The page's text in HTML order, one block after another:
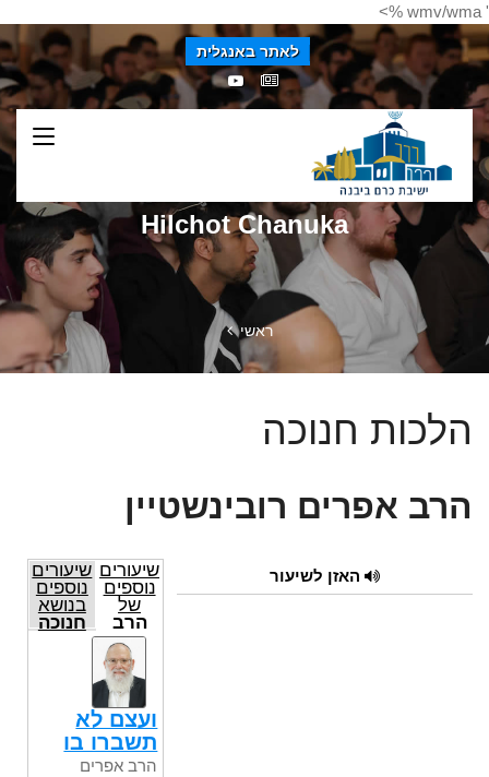
' wmv/wma %>
לאתר באנגלית
Hilchot Chanuka
ראשי
הלכות חנוכה
הרב אפרים רובינשטיין
האזן לשיעור
שיעורים
נוספים
של
הרב
אפרים
רובינשטיין
שיעורים
נוספים
בנושא
חנוכה
ועצם לא
תשברו בו
הרב אפרים